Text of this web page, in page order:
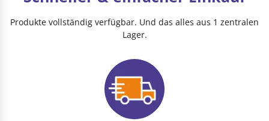
Produkte vollständig verfügbar. Und das alles aus 1 zentralen
Lager.